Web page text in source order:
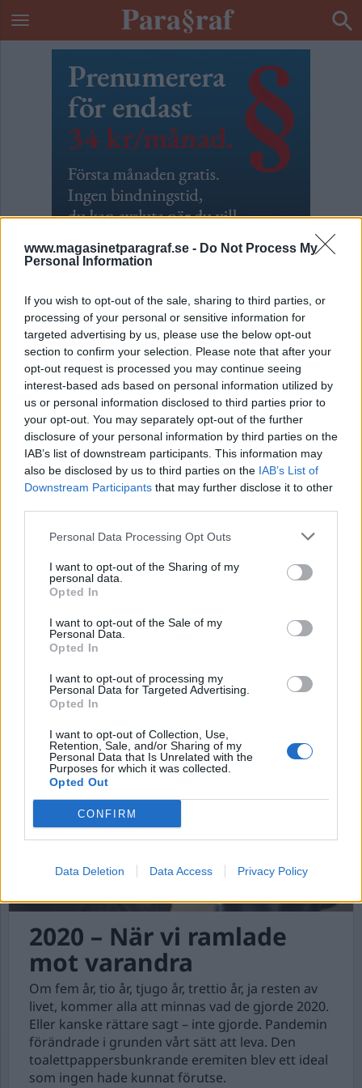
www.magasinetparagraf.se - Do Not Process My
Personal Information
If you wish to opt-out of the sale, sharing to third parties, or
processing of your personal or sensitive information for
targeted advertising by us, please use the below opt-out
section to confirm your selection. Please note that after your
opt-out request is processed you may continue seeing
interest-based ads based on personal information utilized by
us or personal information disclosed to third parties prior to
your opt-out. You may separately opt-out of the further
disclosure of your personal information by third parties on the
IAB’s list of downstream participants. This information may
also be disclosed by us to third parties on the IAB’s List of
Downstream Participants that may further disclose it to other
Personal Data Processing Opt Outs
I want to opt-out of the Sharing of my
personal data.
Opted In
I want to opt-out of the Sale of my
Personal Data.
Opted In
I want to opt-out of processing my
Personal Data for Targeted Advertising.
Opted In
I want to opt-out of Collection, Use,
Retention, Sale, and/or Sharing of my
Personal Data that Is Unrelated with the
Purposes for which it was collected.
Opted Out
CONFIRM
Data Deletion Data Access Privacy Policy
ETIKETT:HENRIK SCHYFFERT
En bild av hat och ren
ondska
Det brukar hävdas att ”en bild säger mer än
tusen ord”. Men det är ofta ytterst tveksamt.
Vissa bilder kan dock säga mer än tusen och åter
tusen ord. Som ovanstående bild av Donald
och måste erlägga borgen för att inte låsas in
direkt.
2020 – När vi ramlade
mot varandra
Om fem år, tio år, tjugo år, trettio år, ja resten av
livet, kommer alla att minnas vad de gjorde 2020.
Eller kanske rättare sagt – inte gjorde. Pandemin
förändrade i grunden vårt sätt att leva. Den
toalettpappersbunkrande eremiten blev ett ideal
som ingen hade kunnat förutse.